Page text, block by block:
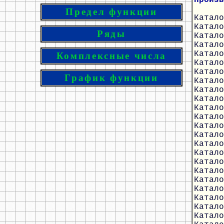
Предел функции
Ряды
Комплексные числа
График функции